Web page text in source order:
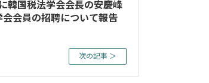
韓国税法学会会長の安慶峰
会会員の招聘について報告
次の記事 ＞